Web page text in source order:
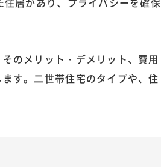
のメリット・デメリット、費用
す。二世帯住宅のタイプや、住